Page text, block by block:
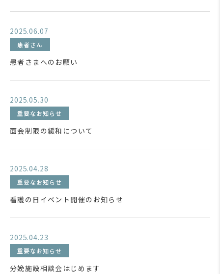
2025.06.07
患者さん
患者さまへのお願い
2025.05.30
重要なお知らせ
面会制限の緩和について
2025.04.28
重要なお知らせ
看護の日イベント開催のお知らせ
2025.04.23
重要なお知らせ
分娩施設相談会はじめます